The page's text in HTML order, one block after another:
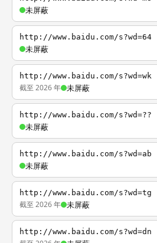
未屏蔽
http://www.baidu.com/s?wd=64
未屏蔽
http://www.baidu.com/s?wd=wk
截至 2026 年 未屏蔽
http://www.baidu.com/s?wd=??
未屏蔽
http://www.baidu.com/s?wd=ab
未屏蔽
http://www.baidu.com/s?wd=tg
截至 2026 年 未屏蔽
http://www.baidu.com/s?wd=dn